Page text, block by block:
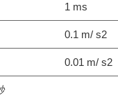
1 ms
0.1 m/ s2
0.01 m/ s2